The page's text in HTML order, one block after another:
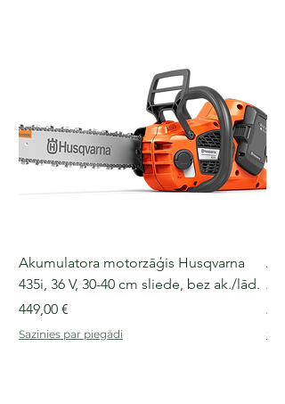
Akumulatora motorzāģis Husqvarna
435i, 36 V, 30-40 cm sliede, bez ak./lād.
Cena
449,00 €
Sazinies par piegādi